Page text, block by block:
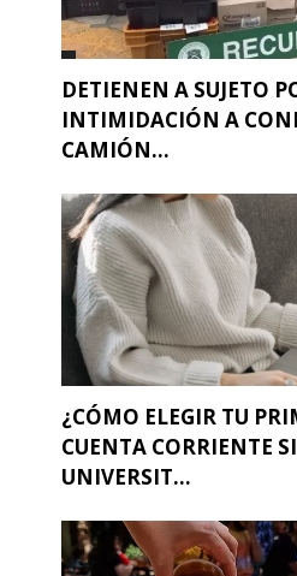
DETIENEN A SUJETO
INTIMIDACIÓN A
CAMIÓN...
¿CÓMO ELEGIR TU
CUENTA CORRIENTE
UNIVERSIT...